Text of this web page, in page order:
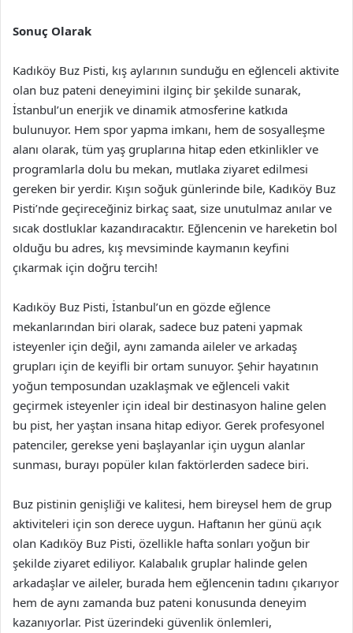
Sonuç Olarak
Kadıköy Buz Pisti, kış aylarının sunduğu en eğlenceli aktivite
olan buz pateni deneyimini ilginç bir şekilde sunarak,
İstanbul’un enerjik ve dinamik atmosferine katkıda
bulunuyor. Hem spor yapma imkanı, hem de sosyalleşme
alanı olarak, tüm yaş gruplarına hitap eden etkinlikler ve
programlarla dolu bu mekan, mutlaka ziyaret edilmesi
gereken bir yerdir. Kışın soğuk günlerinde bile, Kadıköy Buz
Pisti’nde geçireceğiniz birkaç saat, size unutulmaz anılar ve
sıcak dostluklar kazandıracaktır. Eğlencenin ve hareketin bol
olduğu bu adres, kış mevsiminde kaymanın keyfini
çıkarmak için doğru tercih!
Kadıköy Buz Pisti, İstanbul’un en gözde eğlence
mekanlarından biri olarak, sadece buz pateni yapmak
isteyenler için değil, aynı zamanda aileler ve arkadaş
grupları için de keyifli bir ortam sunuyor. Şehir hayatının
yoğun temposundan uzaklaşmak ve eğlenceli vakit
geçirmek isteyenler için ideal bir destinasyon haline gelen
bu pist, her yaştan insana hitap ediyor. Gerek profesyonel
patenciler, gerekse yeni başlayanlar için uygun alanlar
sunması, burayı popüler kılan faktörlerden sadece biri.
Buz pistinin genişliği ve kalitesi, hem bireysel hem de grup
aktiviteleri için son derece uygun. Haftanın her günü açık
olan Kadıköy Buz Pisti, özellikle hafta sonları yoğun bir
şekilde ziyaret ediliyor. Kalabalık gruplar halinde gelen
arkadaşlar ve aileler, burada hem eğlencenin tadını çıkarıyor
hem de aynı zamanda buz pateni konusunda deneyim
kazanıyorlar. Pist üzerindeki güvenlik önlemleri,